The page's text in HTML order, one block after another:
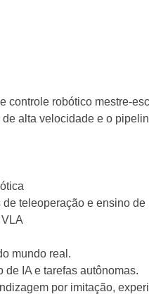
controle robótico mestre-
alta velocidade e o
teleoperação e ensino de
mundo real.
IA e tarefas autônomas.
por imitação,